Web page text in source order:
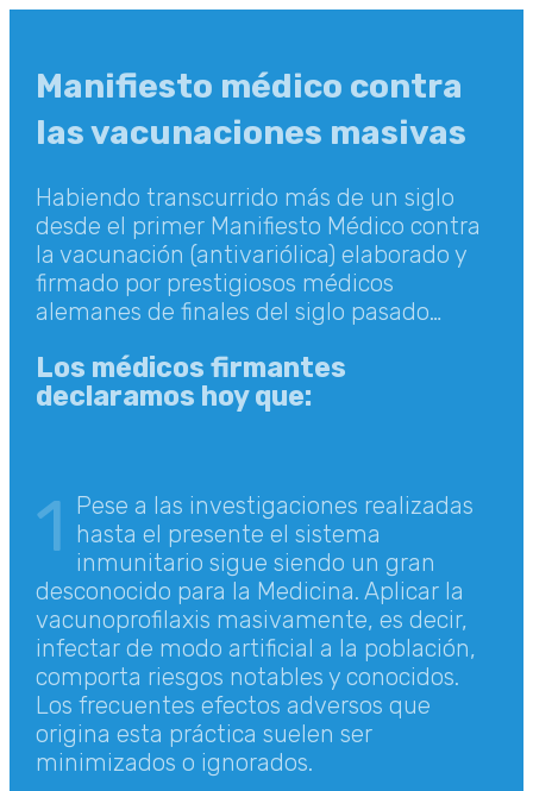
Manifiesto médico contra
las vacunaciones masivas
Habiendo transcurrido más de un siglo
desde el primer Manifiesto Médico contra
la vacunación (antivariólica) elaborado y
firmado por prestigiosos médicos
alemanes de finales del siglo pasado…
Los médicos firmantes
declaramos hoy que:
1 Pese a las investigaciones realizadas
hasta el presente el sistema
inmunitario sigue siendo un gran
desconocido para la Medicina. Aplicar la
vacunoprofilaxis masivamente, es decir,
infectar de modo artificial a la población,
comporta riesgos notables y conocidos.
Los frecuentes efectos adversos que
origina esta práctica suelen ser
minimizados o ignorados.